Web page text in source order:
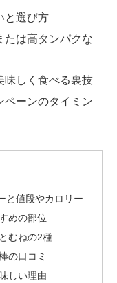
と選び方
たは高タンパクな
味しく食べる裏技
ペーンのタイミン
と値段やカロリー
めの部位
むねの2種
の口コミ
しい理由